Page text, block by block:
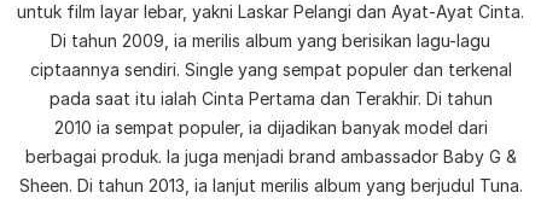
untuk film layar lebar, yakni Laskar Pelangi dan Ayat-Ayat Cinta.
Di tahun 2009, ia merilis album yang berisikan lagu-lagu
ciptaannya sendiri. Single yang sempat populer dan terkenal
pada saat itu ialah Cinta Pertama dan Terakhir. Di tahun
2010 ia sempat populer, ia dijadikan banyak model dari
berbagai produk. Ia juga menjadi brand ambassador Baby G &
Sheen. Di tahun 2013, ia lanjut merilis album yang berjudul Tuna.